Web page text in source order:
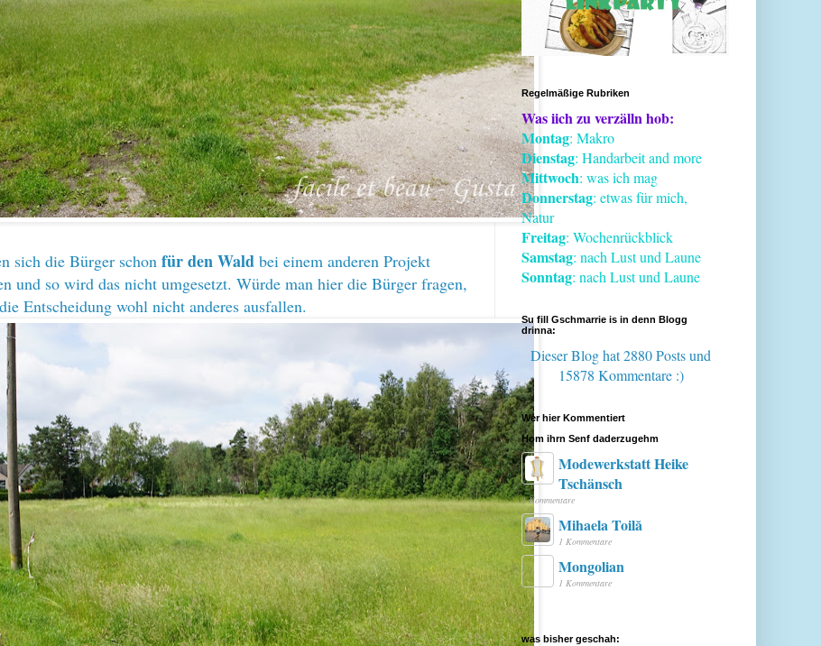
sich die Bürger schon für den Wald bei einem anderen Projekt
und so wird das nicht umgesetzt. Würde man hier die Bürger fragen,
Entscheidung wohl nicht anderes ausfallen.
Regelmäßige Rubriken
Was iich zu verzälln hob:
Montag: Makro
Dienstag: Handarbeit and more
Mittwoch: was ich mag
Donnerstag: etwas für mich,
Natur
Freitag: Wochenrückblick
Samstag: nach Lust und Laune
Sonntag: nach Lust und Laune
Su fill Gschmarrie is in denn Blogg
drinna:
Dieser Blog hat 2880 Postsund
15878 Kommentare :)
Wer hier Kommentiert
Hom ihrn Senf daderzugehm
Modewerkstatt Heike
Tschänsch
1 Kommentare
Mihaela Toilă
1 Kommentare
Mongolian
1 Kommentare
was bisher geschah: